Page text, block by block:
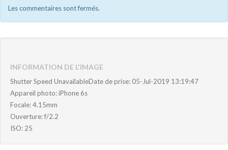
Les commentaires sont fermés.
INFORMATION DE L'IMAGE
Shutter Speed UnavailableDate de prise: 05-Jul-2019 13:19:47
Appareil photo: iPhone 6s
Focale: 4.15mm
Ouverture: f/2.2
ISO: 25